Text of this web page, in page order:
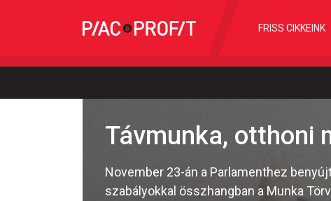
FRISS CIKKEINK
Távmunka, otthoni
November 23-án a Parlamenthez
szabályokkal összhangban a Munka